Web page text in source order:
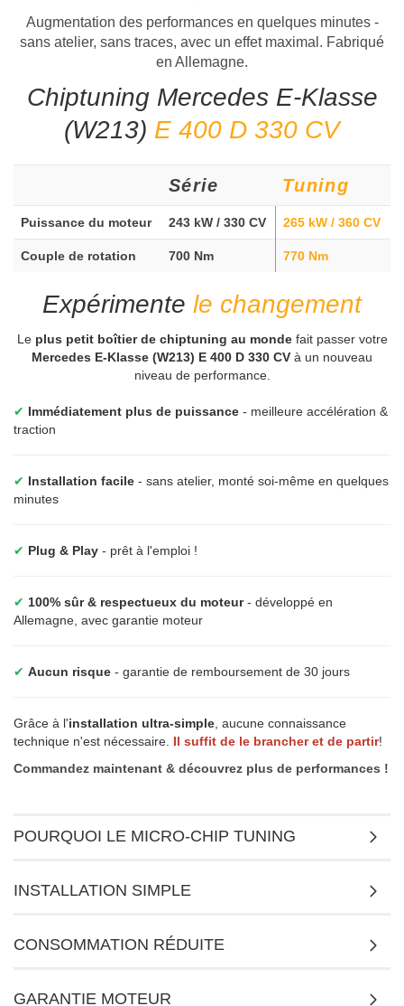
Augmentation des performances en quelques minutes -
sans atelier, sans traces, avec un effet maximal. Fabriqué
en Allemagne.
Chiptuning Mercedes E-Klasse
(W213) E 400 D 330 CV
Série Tuning
Puissance du moteur 243 kW / 330 CV 265 kW / 360 CV
Couple de rotation 700 Nm 770 Nm
Expérimente le changement
Le plus petit boîtier de chiptuning au mondefait passer votre
Mercedes E-Klasse (W213) E 400 D 330 CV à un nouveau
niveau de performance.
✔ Immédiatement plus de puissance - meilleure accélération &
traction
✔ Installation facile - sans atelier, monté soi-même en quelques
minutes
✔ Plug & Play - prêt à l'emploi !
✔ 100% sûr & respectueux du moteur- développé en
Allemagne, avec garantie moteur
✔ Aucun risque - garantie de remboursement de 30 jours
Grâce à l'installation ultra-simple , aucune connaissance
technique n'est nécessaire. Il suffit de le brancher et de partir!
Commandez maintenant & découvrez plus de performances !
POURQUOI LE MICRO-CHIP TUNING
INSTALLATION SIMPLE
CONSOMMATION RÉDUITE
GARANTIE MOTEUR